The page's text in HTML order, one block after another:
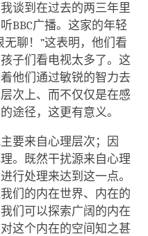
谈到在过去的两三年里
BBC广播。这家的年轻
聊！”这表明，他们看
子们看电视太多了。这
他们通过敏锐的智力去
次上、而不仅仅是在感
途径，这更有意义。
要来自心理层次；因
。既然干扰源来自心理
行处理来达到这一点。
们的内在世界、内在的
们可以探索广阔的内在
这个内在的空间知之甚